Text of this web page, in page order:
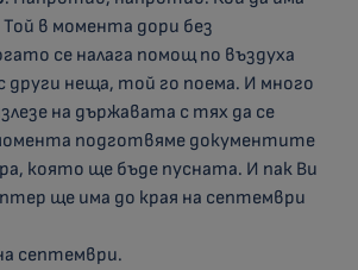
в момента дори без
се налага помощ по въздуха
други неща, той го поема. И много
на държавата с тях да се
подготвяме документите
която ще бъде пусната. И пак Ви
ще има до края на септември
септември.